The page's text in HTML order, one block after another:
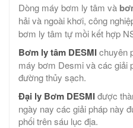
Dòng máy bơm ly tâm và
hải và ngoài khơi, công
bơm ly tâm tự mồi kết hợp
Bơm ly tâm DESMIchuyên
máy bơm Desmi và các giải
đường thủy sạch.
Đại ly Bơm DESMIđược
ngày nay các giải pháp này
phối trên sáu lục địa.